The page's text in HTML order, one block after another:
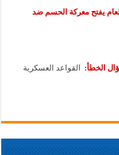
يفتح معركة الحسم ضد
الخطأ: القواعد العسكرية